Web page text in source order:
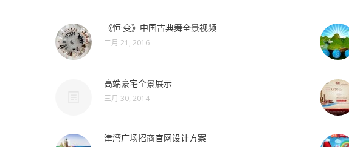
《恒·变》中国古典舞全景视频
二月 21, 2016
高端豪宅全景展示
三月 30, 2014
津湾广场招商官网设计方案